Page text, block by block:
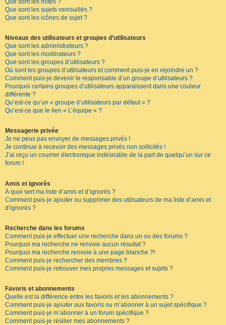
Que sont les notes ?
Que sont les sujets verrouillés ?
Que sont les icônes de sujet ?
Niveaux des utilisateurs et groupes d’utilisateurs
Que sont les administrateurs ?
Que sont les modérateurs ?
Que sont les groupes d’utilisateurs ?
Où sont les groupes d’utilisateurs et comment puis-je en rejoindre un ?
Comment puis-je devenir le responsable d’un groupe d’utilisateurs ?
Pourquoi certains groupes d’utilisateurs apparaissent dans une couleur
différente ?
Qu’est-ce qu’un « groupe d’utilisateurs par défaut » ?
Qu’est-ce que le lien « L’équipe » ?
Messagerie privée
Je ne peux pas envoyer de messages privés !
Je continue à recevoir des messages privés non sollicités !
J’ai reçu un courrier électronique indésirable de la part de quelqu’un sur ce
forum !
Amis et ignorés
À quoi sert ma liste d’amis et d’ignorés ?
Comment puis-je ajouter ou supprimer des utilisateurs de ma liste d’amis et
d’ignorés ?
Recherche dans les forums
Comment puis-je effectuer une recherche dans un ou des forums ?
Pourquoi ma recherche ne renvoie aucun résultat ?
Pourquoi ma recherche renvoie à une page blanche ?!
Comment puis-je rechercher des membres ?
Comment puis-je retrouver mes propres messages et sujets ?
Favoris et abonnements
Quelle est la différence entre les favoris et les abonnements ?
Comment puis-je ajouter aux favoris ou m’abonner à un sujet spécifique ?
Comment puis-je m’abonner à un forum spécifique ?
Comment puis-je résilier mes abonnements ?